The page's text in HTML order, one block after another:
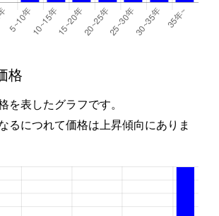
格
を表したグラフです。
るにつれて価格は上昇傾向にありま